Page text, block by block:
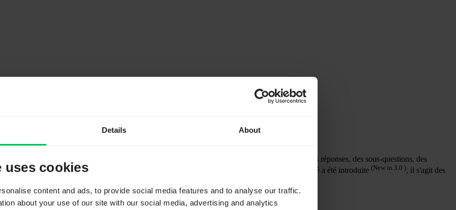
Details About
uses cookies
content and ads, to provide social media features and to analyse our traffic.
about your use of our site with our social media, advertising and analytics
: ceux des langages, des groupes de questions, des questions, des attributs des questions, des réponses, des sous-questions, des
et des langages de quota. Pour faciliter la
, une nouvelle fonctionnalité a été introduite (New in 3.0 ), il s'agit des